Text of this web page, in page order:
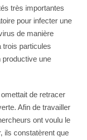
très importantes
pour infecter une
de manière
trois particules
productive une
de retracer
Afin de travailler
ont voulu le
ils constatèrent que